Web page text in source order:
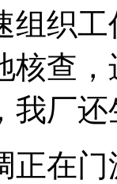
组织
核查
我厂
正在